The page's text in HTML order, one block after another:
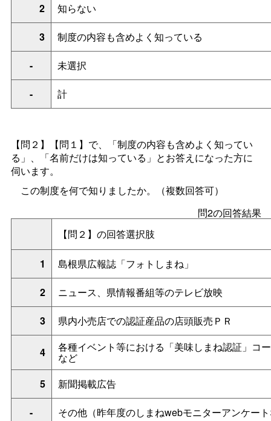
2 知らない
3 制度の内容も含めよく知っている
- 未選択
- 計
【問２】【問１】で、「制度の内容も含めよく知ってい
る」、「名前だけは知っている」とお答えになった方に
伺います。
この制度を何で知りましたか。（複数回答可）
問2の回答結果
【問２】の回答選択肢
1 島根県広報誌「フォトしまね」
2 ニュース、県情報番組等のテレビ放映
3 県内小売店での認証産品の店頭販売ＰＲ
4 各種イベント等における「美味しまね認証」コ
など
5
新聞掲載広告
- その他（昨年度のしまねwebモニターアンケー